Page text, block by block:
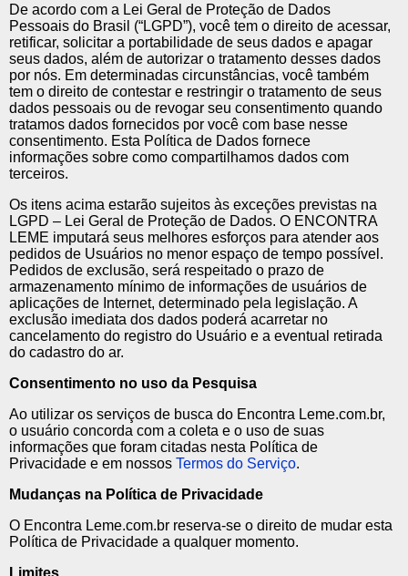
De acordo com a Lei Geral de Proteção de Dados
Pessoais do Brasil (“LGPD”), você tem o direito de acessar,
retificar, solicitar a portabilidade de seus dados e apagar
seus dados, além de autorizar o tratamento desses dados
por nós. Em determinadas circunstâncias, você também
tem o direito de contestar e restringir o tratamento de seus
dados pessoais ou de revogar seu consentimento quando
tratamos dados fornecidos por você com base nesse
consentimento. Esta Política de Dados fornece
informações sobre como compartilhamos dados com
terceiros.
Os itens acima estarão sujeitos às exceções previstas na
LGPD – Lei Geral de Proteção de Dados. O ENCONTRA
LEME imputará seus melhores esforços para atender aos
pedidos de Usuários no menor espaço de tempo possível.
Pedidos de exclusão, será respeitado o prazo de
armazenamento mínimo de informações de usuários de
aplicações de Internet, determinado pela legislação. A
exclusão imediata dos dados poderá acarretar no
cancelamento do registro do Usuário e a eventual retirada
do cadastro do ar.
Consentimento no uso da Pesquisa
Ao utilizar os serviços de busca do Encontra Leme.com.br,
o usuário concorda com a coleta e o uso de suas
informações que foram citadas nesta Política de
Privacidade e em nossos Termos do Serviço.
Mudanças na Política de Privacidade
O Encontra Leme.com.br reserva-se o direito de mudar esta
Política de Privacidade a qualquer momento.
Limites